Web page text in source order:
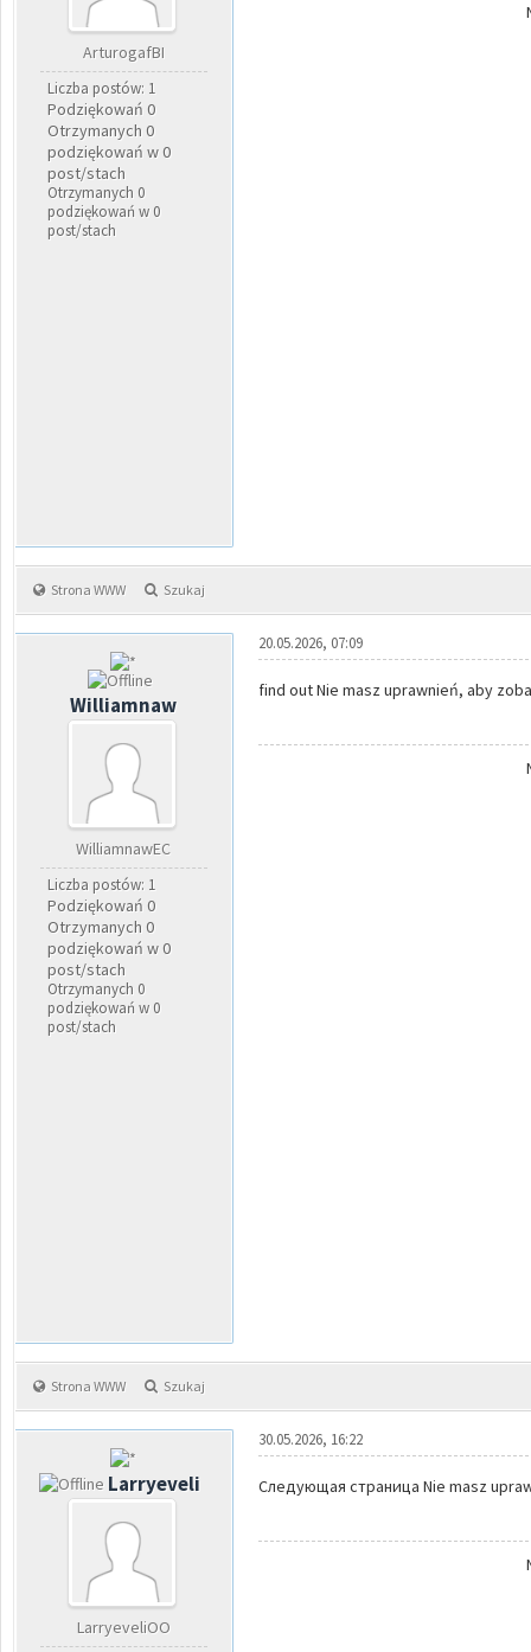
ArturogafBI
Liczba postów: 1
Podziękowań 0
Otrzymanych 0
podziękowań w 0
post/stach
Otrzymanych 0
podziękowań w 0
post/stach
Strona WWW Szukaj
Williamnaw
WilliamnawEC
Liczba postów: 1
Podziękowań 0
Otrzymanych 0
podziękowań w 0
post/stach
Otrzymanych 0
podziękowań w 0
post/stach
20.05.2026, 07:09
find out Nie masz uprawnień, aby
Strona WWW Szukaj
Larryeveli
LarryeveliOO
30.05.2026, 16:22
Следующая страница Nie masz